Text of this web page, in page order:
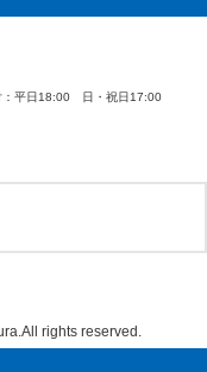
平日18:00 日・祝日17:00
rights reserved.